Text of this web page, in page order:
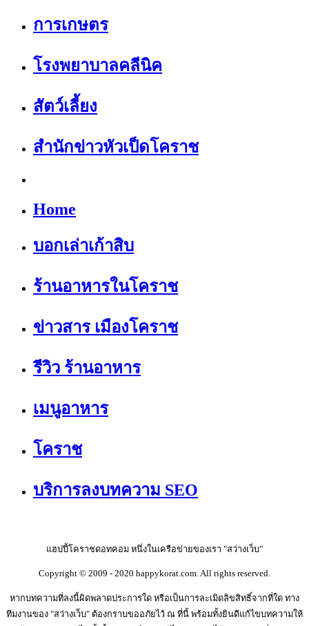
การเกษตร
โรงพยาบาลคลีนิค
สัตว์เลี้ยง
สำนักข่าวหัวเป็ดโคราช
Home
บอกเล่าเก้าสิบ
ร้านอาหารในโคราช
ข่าวสาร เมืองโคราช
รีวิว ร้านอาหาร
เมนูอาหาร
โคราช
บริการลงบทความ SEO
แฮปปี้โคราชดอทคอม หนึ่งในเครือข่ายของเรา "สว่างเว็บ"
Copyright © 2009 - 2020 happykorat.com. All rights reserved.
หากบทความที่ลงนี้ผิดพลาดประการใด หรือเป็นการละเมิดลิขสิทธิ์จากที่ใด ทาง
ทีมงานของ "สว่างเว็บ" ต้องกราบขออภัยไว้ ณ ที่นี้ พร้อมทั้งยินดีแก้ไขบทความให้